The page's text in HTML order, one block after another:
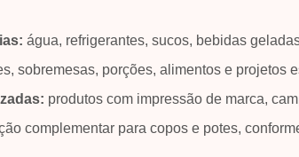
baseada apenas em velocidade
importa, mas o resultado real
e da organização da operação.